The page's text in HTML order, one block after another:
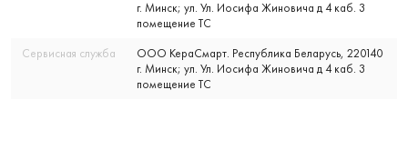
г. Минск; ул. Ул. Иосифа Жиновича д 4 каб. 3
помещение ТС
Сервисная служба
ООО КераСмарт. Республика Беларусь, 220140
г. Минск; ул. Ул. Иосифа Жиновича д 4 каб. 3
помещение ТС